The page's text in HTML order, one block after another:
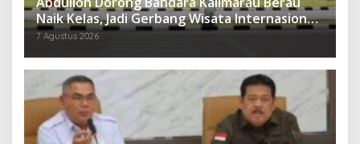
Naik Kelas, Jadi Gerbang Wisata Internasional
Kaltim
7 Agustus 2026